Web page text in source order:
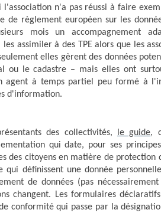
n'a pas réussi à faire
de règlement européen sur les
mois un accompagnement
assimiler à des TPE alors que les
elles gèrent des données
ou le cadastre – mais elles ont
agent à temps partiel peu formé à
d'information.
des collectivités, le guide,
qui date, pour ses
des citoyens en matière de protection
qui définissent une donnée
de données (pas
changent. Les formulaires
conformité qui passe par la